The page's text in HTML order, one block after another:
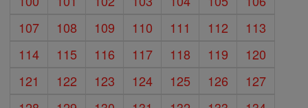
107
108 109 110 111 112
113
114
115 116 117 118 119
120
121
122 123 124 125 126
127